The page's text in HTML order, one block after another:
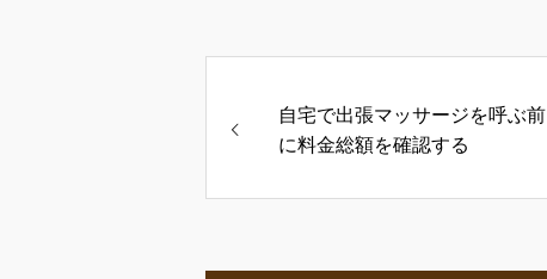
自宅で出張マッサージを呼ぶ前
に料金総額を確認する